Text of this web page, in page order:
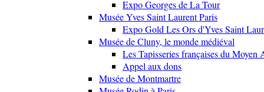
Expo Georges de La Tour
Musée Yves Saint Laurent Paris
Expo Gold Les Ors d'Yves Saint
Musée de Cluny, le monde médiéval
Les Tapisseries françaises du Moyen
Appel aux dons
Musée de Montmartre